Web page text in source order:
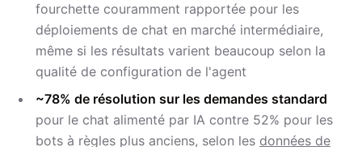
fourchette couramment rapportée pour les
déploiements de chat en marché intermédiaire,
même si les résultats varient beaucoup selon la
qualité de configuration de l'agent
~78% de résolution sur les demandes standard
pour le chat alimenté par IA contre 52% pour les
bots à règles plus anciens, selon les données de